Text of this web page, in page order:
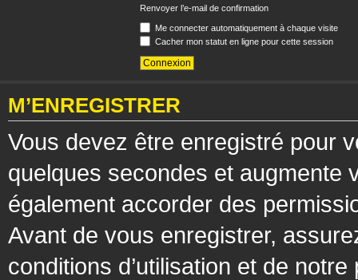
Renvoyer l’e-mail de confirmation
Me connecter automatiquement à chaque visite
Cacher mon statut en ligne pour cette session
M’ENREGISTRER
Vous devez être enregistré pour
quelques secondes et augmente
également accorder des
Avant de vous enregistrer,
conditions d’utilisation et de